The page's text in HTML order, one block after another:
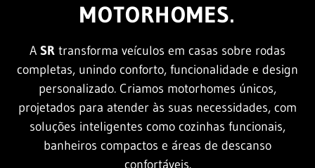
MOTORHOMES.
A SR transforma veículos em casas sobre rodas
completas, unindo conforto, funcionalidade e design
personalizado. Criamos motorhomes únicos,
projetados para atender às suas necessidades, com
soluções inteligentes como cozinhas funcionais,
banheiros compactos e áreas de descanso
confortáveis.